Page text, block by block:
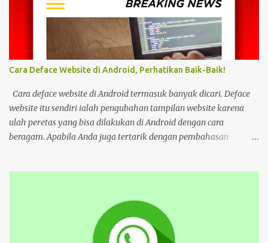
bisa menjadi jalan masuk peretasan pada perangkat elektronik.
Pengalaman ini dibagikan oleh pengguna media sosial X,
@kdrama_menfess pada Selasa (23/2/2024) siang. Dalam
unggahannya, terlihat perangkat laptop yang diduga diretas
setelah digunakan untuk menonton di layanan streaming ilegal. "
Web kayak gini bahaya gais buat hp dan laptop kalian bisa ada
virus juga. Coba deh kalian aware sama masalah kejahatan
cyberspace, google sendiri aja ," tulis unggahan. Dilansir dari
Kompas...
Cara Deface Website di Android, Perhatikan Baik-Baik!
Cara deface website di Android termasuk banyak dicari. Deface
website itu sendiri ialah pengubahan tampilan website karena
ulah peretas yang bisa dilakukan di Android dengan cara
beragam. Apabila Anda juga tertarik dengan pembahasan
beragam kemudahan tersendiri yang bisa Anda pilih sesuai
keinginan. Namun sebelum mengulas tutorialnya, tentu akan
lebih baik untuk mengenal deface website secara mendalam.